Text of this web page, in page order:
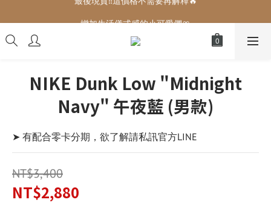
增加生活儀式感的小可愛們🎀
NIKE Dunk Low "Midnight
Navy" 午夜藍 (男款)
➤ 有配合零卡分期，欲了解請私訊官方LINE
NT$3,400
NT$2,880